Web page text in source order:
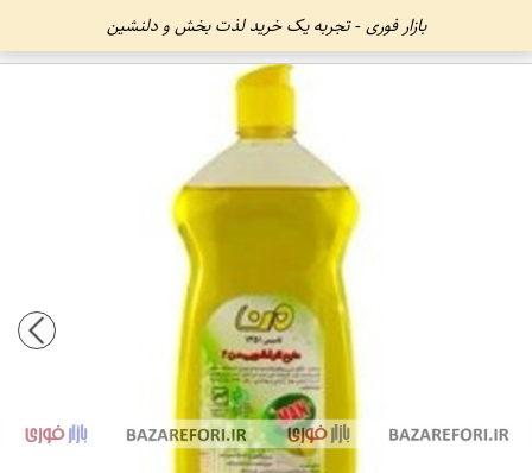
بازار فوری - تجربه یک خرید لذت بخش و دلنشین